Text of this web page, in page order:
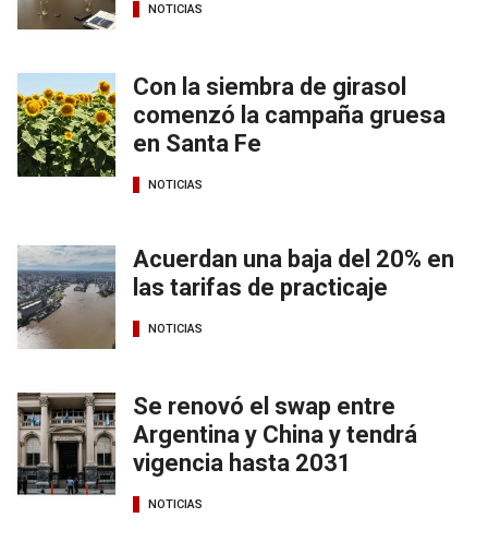
NOTICIAS
Con la siembra de girasol
comenzó la campaña gruesa
en Santa Fe
NOTICIAS
Acuerdan una baja del 20% en
las tarifas de practicaje
NOTICIAS
Se renovó el swap entre
Argentina y China y tendrá
vigencia hasta 2031
NOTICIAS